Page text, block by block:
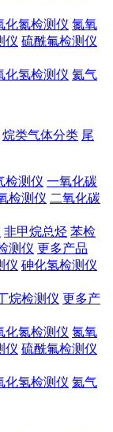
化氮检测仪 氮氧
仪 硫酰氟检测仪
化氢检测仪 氦气
烷类气体分类 尾
检测仪 一氧化碳
检测仪 二氧化碳
非甲烷总烃 苯检
测仪 更多产品
仪 砷化氢检测仪
烷检测仪 更多产
化氮检测仪 氮氧
仪 硫酰氟检测仪
化氢检测仪 氦气